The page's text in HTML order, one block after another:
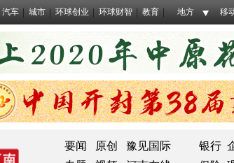
汽车 城市 环球创业 环球财智 教育 地方 移
要闻 原创 豫见国际 银行